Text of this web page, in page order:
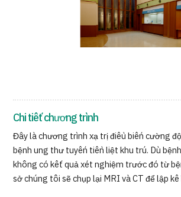
Chính sách bảo vệ dữ liệu cá nhân
Hướng dẫn và chính sách của công ty
Quản trị JTB
Chi tiết chương trình
Đây là chương trình xạ trị điều biến cường
bệnh ung thư tuyến tiền liệt khu trú. Dù
không có kết quả xét nghiệm trước đó từ
sở chúng tôi sẽ chụp lại MRI và CT để lập